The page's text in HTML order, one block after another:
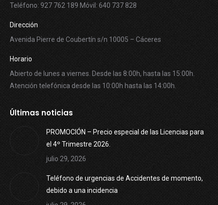
Teléfono: 927 762 189 Móvil: 640 737 828
Dirección
Avenida Pierre de Coubertín s/n 10005 – Cáceres
Horario
Abierto de lunes a viernes. Desde las 8:00h, hasta las 15:00h.
Atención telefónica desde las 10:00h hasta las 14:00h.
Últimas noticias
PROMOCIÓN – Precio especial de las Licencias para
el 4º Trimestre 2026.
julio 29, 2026
Teléfono de urgencias de Accidentes de momento,
debido a una incidencia